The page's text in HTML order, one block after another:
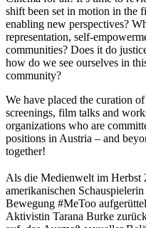
shift been set in motion in the
enabling new perspectives?
representation, self-
communities? Does it do
how do we see ourselves in
community?
We have placed the curation
screenings, film talks and
organizations who are
positions in Austria – and
together!
Als die Medienwelt im Herbst
amerikanischen
Bewegung #MeToo
Aktivistin Tarana Burke